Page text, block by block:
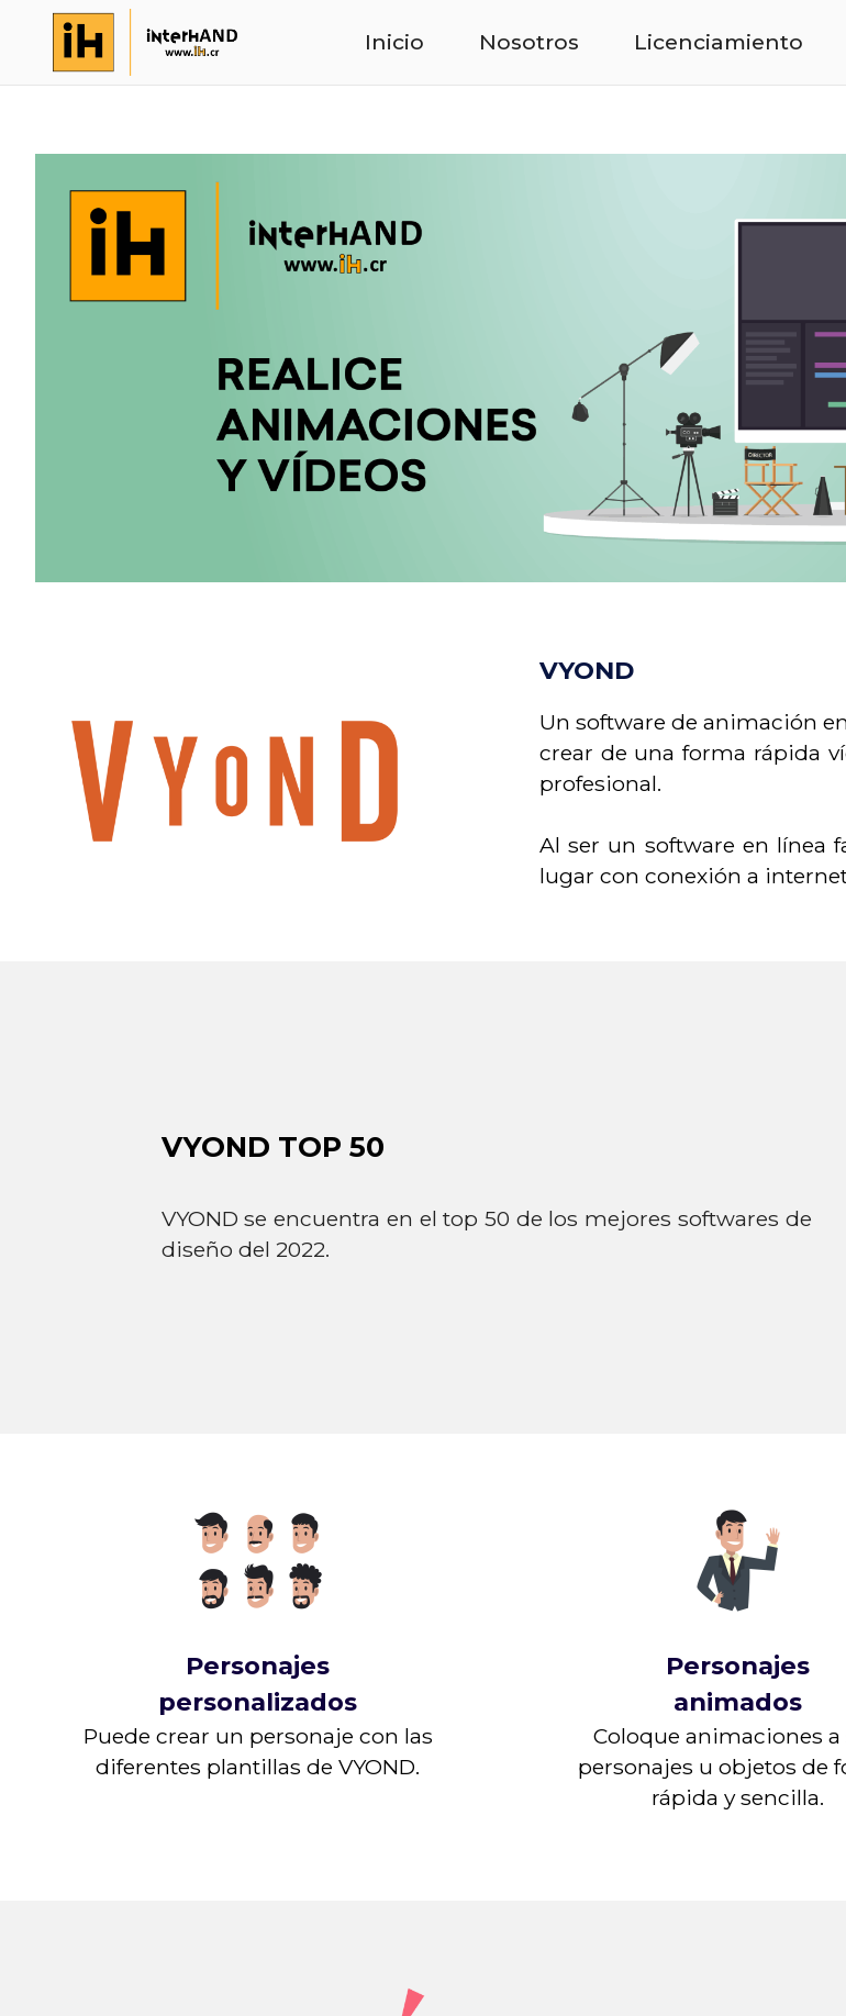
Inicio Nosotros Licenciamiento
VYOND
Un software de animación
crear de una forma rápida
profesional.
Al ser un software en línea
lugar con conexión a
VYOND TOP 50
VYOND se encuentra en el top 50 de los mejores softwares de
diseño del 2022.
Personajes
personalizados
Puede crear un personaje con las
diferentes plantillas de VYOND.
Personajes
animados
Coloque animaciones a
personajes u objetos de
rápida y sencilla.